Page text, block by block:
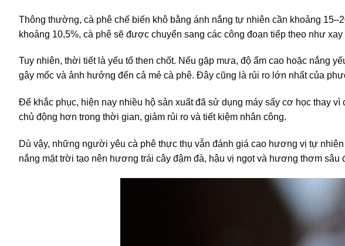
Thông thường, cà phê chế biến khô bằng ánh nắng tự nhiên cần khoảng
khoảng 10,5%, cà phê sẽ được chuyển sang các công đoạn tiếp theo như
Tuy nhiên, thời tiết là yếu tố then chốt. Nếu gặp mưa, độ ẩm cao hoặc nắng
gây mốc và ảnh hưởng đến cả mẻ cà phê. Đây cũng là rủi ro lớn nhất của
Để khắc phục, hiện nay nhiều hộ sản xuất đã sử dụng máy sấy cơ học thay
chủ động hơn trong thời gian, giảm rủi ro và tiết kiệm nhân công.
Dù vậy, những người yêu cà phê thực thụ vẫn đánh giá cao hương vị tự
nắng mặt trời tạo nên hương trái cây đậm đà, hậu vị ngọt và hương thơm sâu